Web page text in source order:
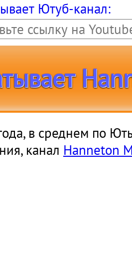
Ютуб-канал:
в среднем по
канал Hanneton